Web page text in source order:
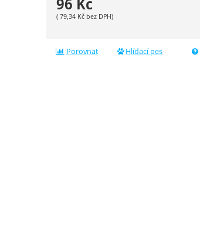
96 Kč
(79,34 Kč bez DPH)
Porovnat Hlídací pes